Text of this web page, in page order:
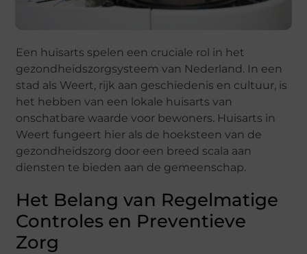
Een huisarts spelen een cruciale rol in het
gezondheidszorgsysteem van Nederland. In een
stad als Weert, rijk aan geschiedenis en cultuur, is
het hebben van een lokale huisarts van
onschatbare waarde voor bewoners. Huisarts in
Weert fungeert hier als de hoeksteen van de
gezondheidszorg door een breed scala aan
diensten te bieden aan de gemeenschap.
Het Belang van Regelmatige
Controles en Preventieve
Zorg